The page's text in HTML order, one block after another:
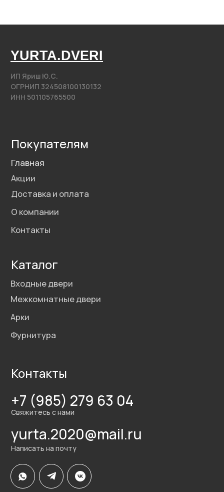
Написать на почту
Свяжитесь с нами
yurta.2020@mail.ru
Контакты
Разработка сайта
Политика конфиденциальности